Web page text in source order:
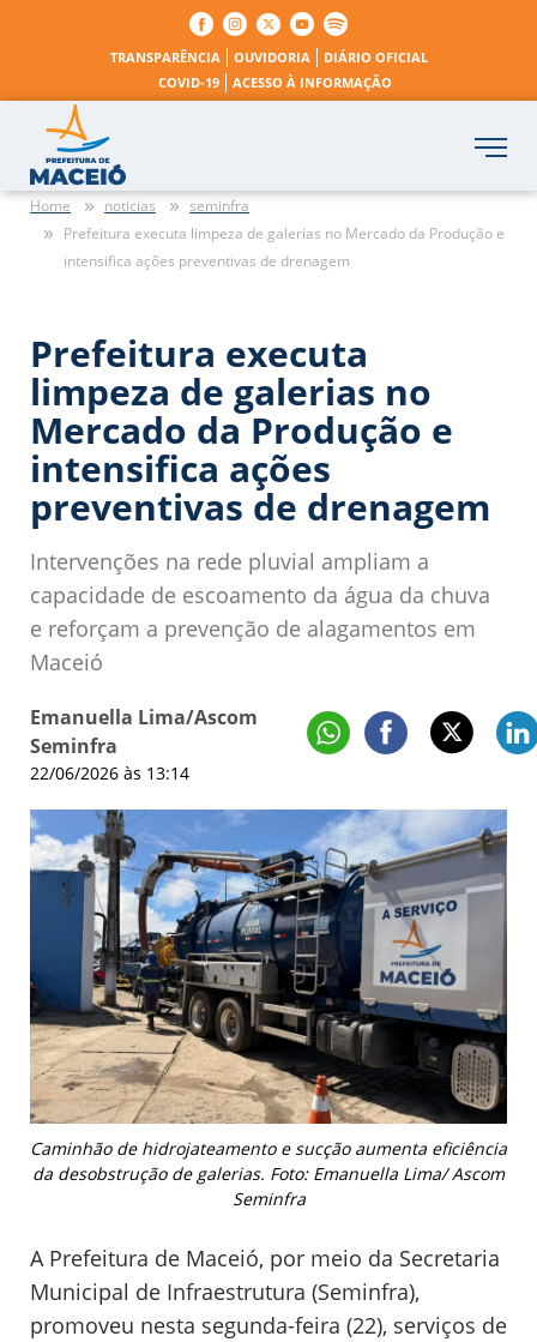
TRANSPARÊNCIA OUVIDORIA
DIÁRIO OFICIAL
COVID-19
ACESSO À INFORMAÇÃO
Home noticias
seminfra
Prefeitura executa limpeza de galerias no Mercado da Produção e
intensifica ações preventivas de drenagem
Prefeitura executa
limpeza de galerias no
Mercado da Produção e
intensifica ações
preventivas de drenagem
Intervenções na rede pluvial ampliam a
capacidade de escoamento da água da chuva
e reforçam a prevenção de alagamentos em
Maceió
Emanuella Lima/Ascom
Seminfra
22/06/2026 às 13:14
Caminhão de hidrojateamento e sucção aumenta eficiência
da desobstrução de galerias. Foto: Emanuella Lima/ Ascom
Seminfra
A Prefeitura de Maceió, por meio da Secretaria
Municipal de Infraestrutura (Seminfra),
promoveu nesta segunda-feira (22), serviços de